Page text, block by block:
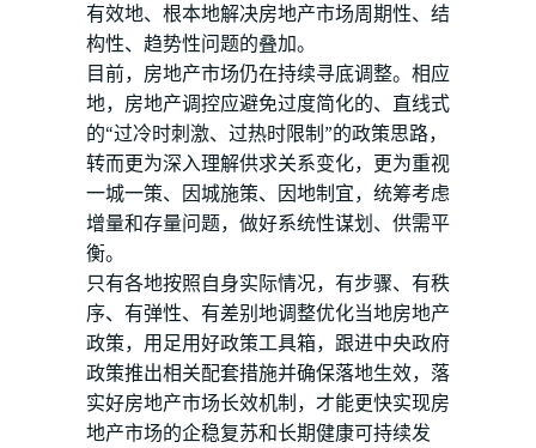
有效地、根本地解决房地产市场周期性、结
构性、趋势性问题的叠加。
目前，房地产市场仍在持续寻底调整。相应
地，房地产调控应避免过度简化的、直线式
的“过冷时刺激、过热时限制”的政策思路，
转而更为深入理解供求关系变化，更为重视
一城一策、因城施策、因地制宜，统筹考虑
增量和存量问题，做好系统性谋划、供需平
衡。
只有各地按照自身实际情况，有步骤、有秩
序、有弹性、有差别地调整优化当地房地产
政策，用足用好政策工具箱，跟进中央政府
政策推出相关配套措施并确保落地生效，落
实好房地产市场长效机制，才能更快实现房
地产市场的企稳复苏和长期健康可持续发